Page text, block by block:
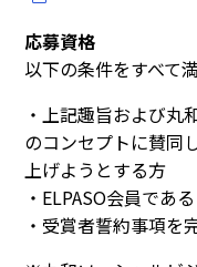
応募資格
以下の条件をすべて
・上記趣旨および丸
のコンセプトに賛同
上げようとする方
・ELPASO会員であ
・受賞者誓約事項を